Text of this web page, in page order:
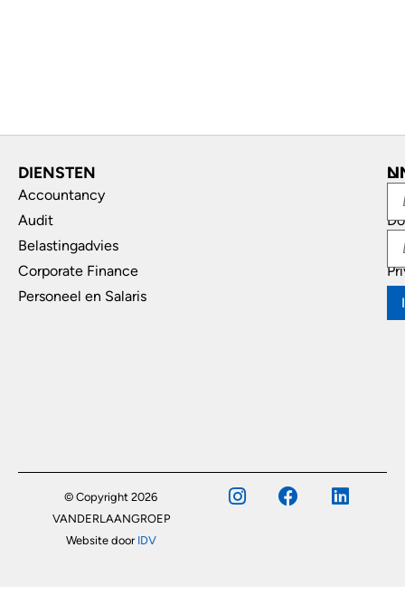
DIENSTEN
Accountancy
Audit
Belastingadvies
Corporate Finance
Personeel en Salaris
© Copyright 2026
VANDERLAANGROEP
Website door IDV